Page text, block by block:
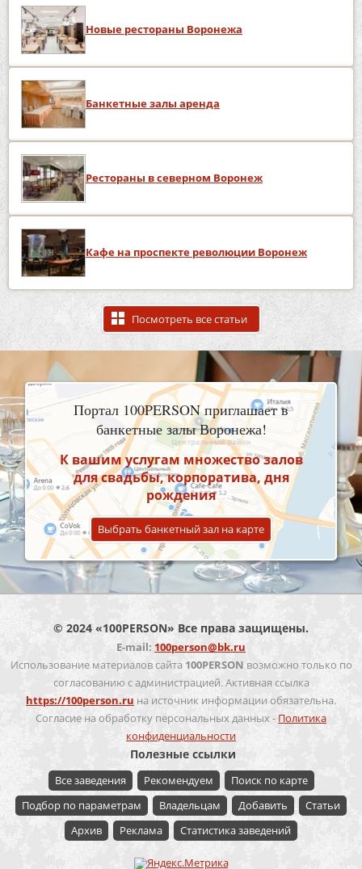
Новые рестораны Воронежа
Банкетные залы аренда
Рестораны в северном Воронеж
Кафе на проспекте революции Воронеж
Посмотреть все статьи
Портал 100PERSON приглашает в
банкетные залы Воронежа!
К вашим услугам множество залов
для свадьбы, корпоратива, дня
рождения
Выбрать банкетный зал на карте
© 2024 «100PERSON» Все права защищены.
E-mail: 100person@bk.ru
Использование материалов сайта 100PERSON возможно только по
согласованию с администрацией. Активная ссылка
https://100person.ru на источник информации обязательна.
Согласие на обработку персональных данных - Политика
конфиденциальности
Полезные ссылки
Все заведения Рекомендуем
Поиск по карте
Подбор по параметрам
Владельцам Добавить
Статьи
Архив
Реклама Статистика заведений